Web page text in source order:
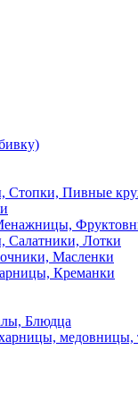
Пивные
Лотки
Масленки
Креманки
Блюдца
медовницы,